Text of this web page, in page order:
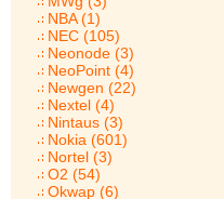
NBA (1)
NEC (105)
Neonode (3)
NeoPoint (4)
Newgen (22)
Nextel (4)
Nintaus (3)
Nokia (601)
Nortel (3)
O2 (54)
Okwap (6)